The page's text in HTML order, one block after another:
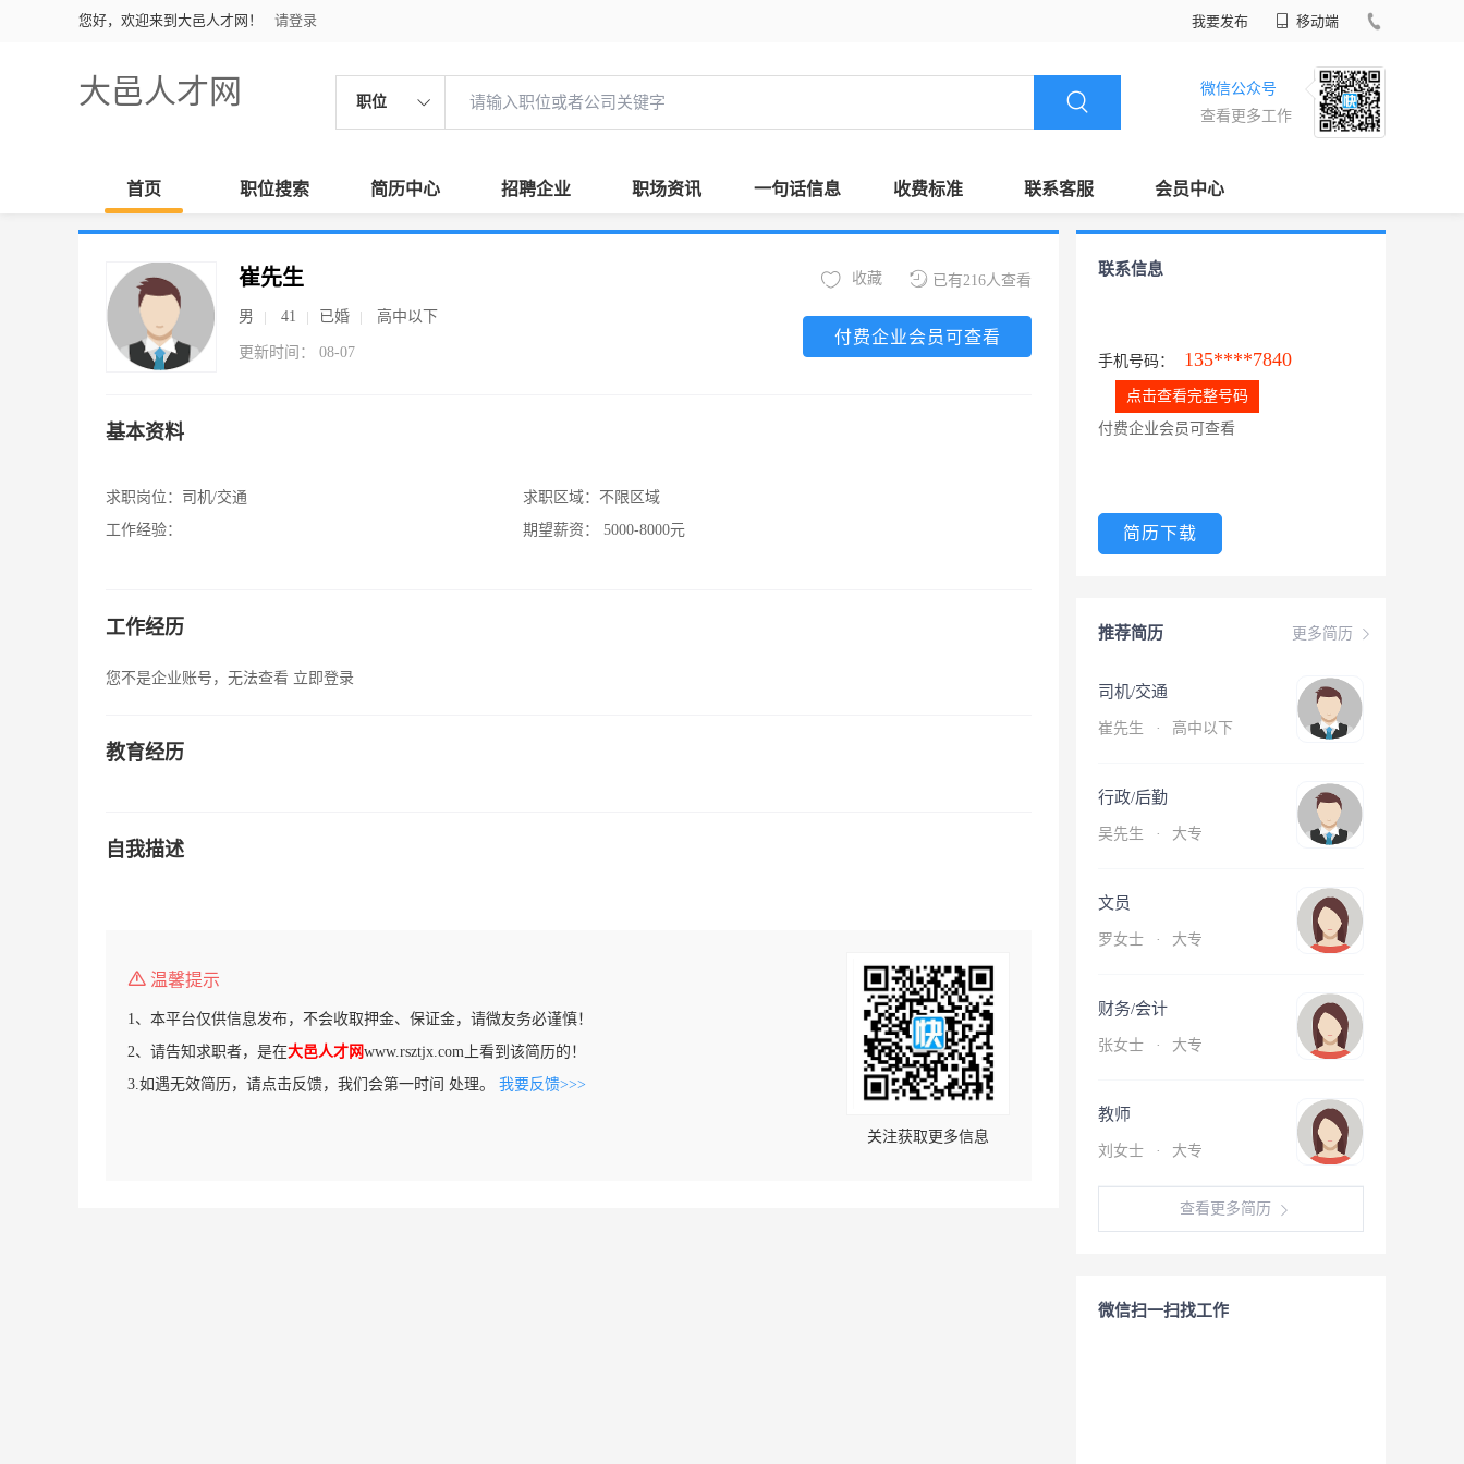
您好，欢迎来到大邑人才网！ 请登录 我要发布 移动端
大邑人才网 职位
微信公众号
查看更多工作
首页 职位搜索 简历中心 招聘企业 职场资讯 一句话信息 收费标准 联系客服 会员中心
崔先生
男 41 已婚 高中以下
更新时间： 08-07
已有216人查看
收藏
付费企业会员可查看
基本资料
求职岗位： 司机/交通
工作经验：
求职区域： 不限区域
期望薪资：
5000-8000元
工作经历
您不是企业账号，无法查看 立即登录
教育经历
自我描述
温馨提示
1、本平台仅供信息发布，不会收取押金、保证金，请微友务必谨慎！
2、请告知求职者，是在大邑人才网www.rsztjx.com上看到该简历的！
3.如遇无效简历，请点击反馈，我们会第一时间 处理。 我要反馈>>>
关注获取更多信息
联系信息
手机号码： 135****7840
点击查看完整号码
付费企业会员可查看
简历下载
更多简历
推荐简历
司机/交通
崔先生 · 高中以下
行政/后勤
吴先生 · 大专
文员
罗女士 · 大专
财务/会计
张女士 · 大专
教师
刘女士 · 大专
查看更多简历
微信扫一扫找工作